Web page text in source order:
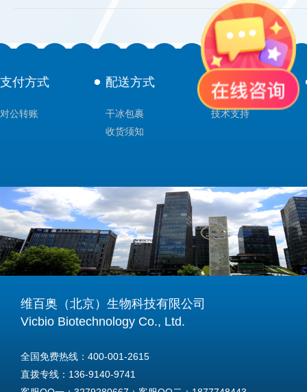
LGC Maine Standards Biolife
Abbexa AbD Serotec
支付方式
对公转账
配送方式
干冰包裹
收货须知
售后服务
技术支持
维百奥（北京）生物科技有限公司
Vicbio Biotechnology Co., Ltd.
全国免费热线：400-001-2615
直拨专线：136-9140-9741